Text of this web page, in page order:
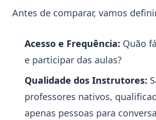
Antes de comparar, vamos
Acesso e Frequência: Quão
e participar das aulas?
Qualidade dos Instrutores:
professores nativos,
apenas pessoas para